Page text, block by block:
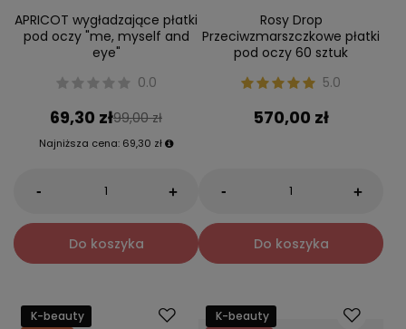
APRICOT wygładzające płatki
pod oczy "me, myself and
eye"
0.0
69,30 zł99,00 zł
Najniższa cena: 69,30 zł
- +
Do koszyka
Rosy Drop
Przeciwzmarszczkowe płatki
pod oczy 60 sztuk
5.0
570,00 zł
- +
Do koszyka
K-beauty
K-beauty